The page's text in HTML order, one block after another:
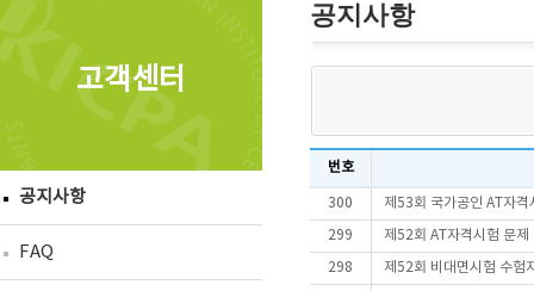
고객센터
공지사항
FAQ
공지사항
번호
300 제53회 국가공인 AT자격
299 제52회 AT자격시험 문
298 제52회 비대면시험 수험